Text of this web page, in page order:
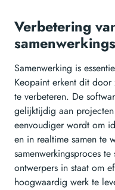
Verbetering
Samenwerking is
Keopaint erkent dit door
te verbeteren. De
gelijktijdig aan
eenvoudiger wordt om
en in realtime samen te
samenwerkingsproces
ontwerpers in staat om
hoogwaardig werk te